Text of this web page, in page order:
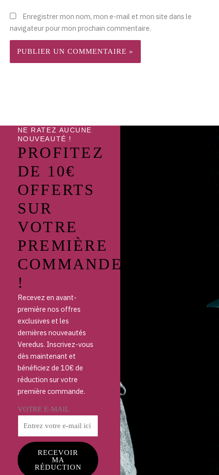
Enregistrer mon nom, mon e-mail et mon site dans le
navigateur pour mon prochain commentaire.
NE RATEZ AUCUNE
NOUVEAUTÉ !
PROFITEZ
DE 10€
OFFERTS
SUR
VOTRE
PREMIÈRE
COMMANDE
!
Recevez en avant-
première nos offres
exclusives et les
dernières nouveautés
Veredus. Inscrivez-vous
dès maintenant et
bénéficiez de 10€ de
réduction sur votre
première commande.
VOTRE E-MAIL
RECEVOIR
MA
RÉDUCTION